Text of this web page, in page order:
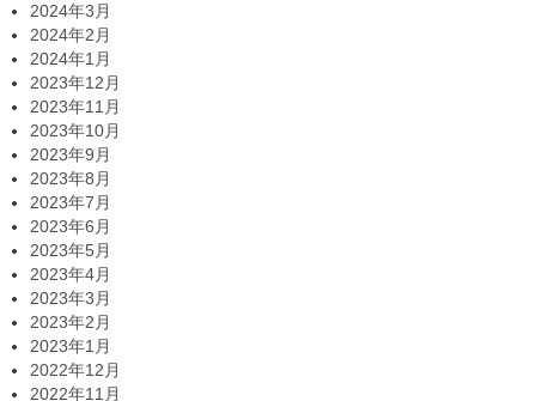
2024年3月
2024年2月
2024年1月
2023年12月
2023年11月
2023年10月
2023年9月
2023年8月
2023年7月
2023年6月
2023年5月
2023年4月
2023年3月
2023年2月
2023年1月
2022年12月
2022年11月